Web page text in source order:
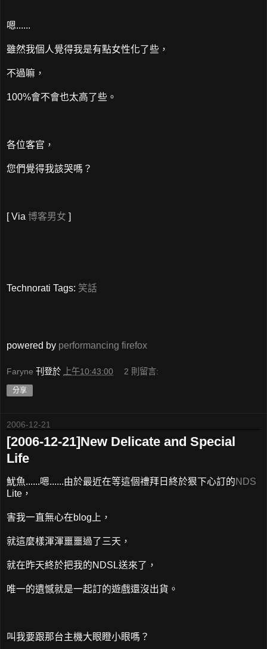
嗯......
雖然我個人覺得我是有點女性化了些，
不過嘛，
100%會不會也太高了些。
各位客官，
您們覺得我該哭嗎？
[ Via 博客男女 ]
Technorati Tags: 笑話
powered by performancing firefox
Faryne 刊登於 上午10:43:00 2 則留言:
分享
2006-12-21
[2006-12-21]New Delicate and Special
Life
魷魚......嗯......由於最近在等這個禮拜日終於狠下心訂的NDS
Lite，
害我一直無心在blog上，
就這麼樣渾渾噩噩過了三天，
就在昨天終於把我的NDSL送來了，
唯一的遺憾就是一起訂的遊戲還沒出貨。
叫我要跟那台主機大眼瞪小眼嗎？